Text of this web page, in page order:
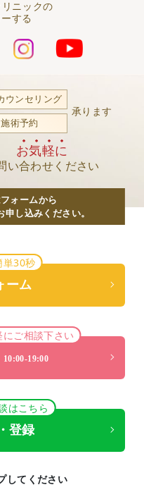
ニックの
する
ウンセリング
施術予約
承ります
お気軽に
い合わせください
ォームから
し込みください。
単30秒
ーム
ご相談下さい
10:00-19:00
はこちら
登録
してください